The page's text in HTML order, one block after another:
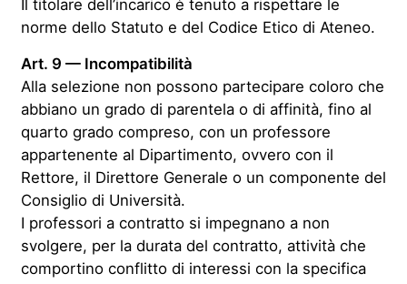
Il titolare dell’incarico è tenuto a rispettare le
norme dello Statuto e del Codice Etico di Ateneo.
Art. 9 — Incompatibilità
Alla selezione non possono partecipare coloro che
abbiano un grado di parentela o di affinità, fino al
quarto grado compreso, con un professore
appartenente al Dipartimento, ovvero con il
Rettore, il Direttore Generale o un componente del
Consiglio di Università.
I professori a contratto si impegnano a non
svolgere, per la durata del contratto, attività che
comportino conflitto di interessi con la specifica